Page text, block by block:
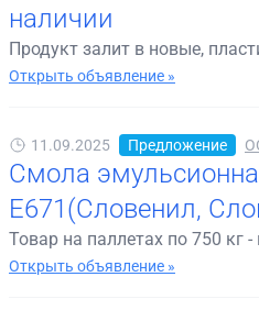
наличии
Продукт залит в новые,
Открыть объявление »
11.09.2025 Предложение
Смола
Е671(Словенил,
Товар на паллетах по 750 кг
Открыть объявление »